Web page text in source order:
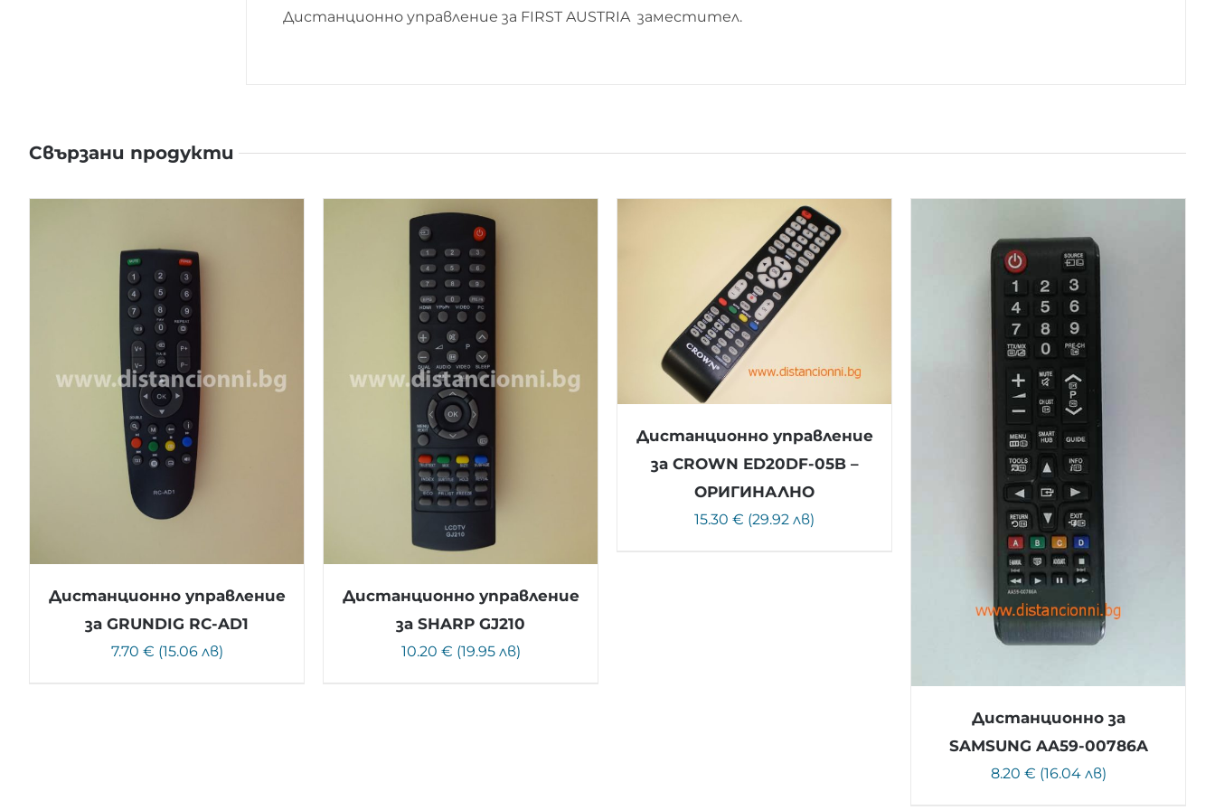
Дистанционно управление за FIRST AUSTRIA заместител.
Свързани продукти
Дистанционно управление
за GRUNDIG RC-AD1
7.70 € (15.06 лв)
Дистанционно управление
за SHARP GJ210
10.20 € (19.95 лв)
Дистанционно управление
за CROWN ED20DF-05B –
ОРИГИНАЛНО
15.30 € (29.92 лв)
Дистанционно за
SAMSUNG AA59-00786A
8.20 € (16.04 лв)